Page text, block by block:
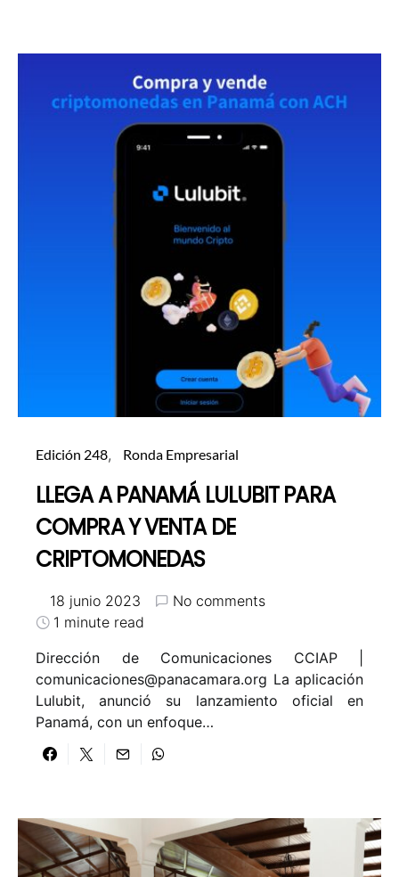
Edición 248 Ronda Empresarial
LLEGA A PANAMÁ LULUBIT PARA
COMPRA Y VENTA DE
CRIPTOMONEDAS
18 junio 2023
No comments
1 minute read
Dirección de Comunicaciones CCIAP |
comunicaciones@panacamara.org La aplicación
Lulubit, anunció su lanzamiento oficial en
Panamá, con un enfoque…